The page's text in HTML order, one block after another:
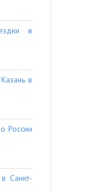
в
в
России
Санкт-